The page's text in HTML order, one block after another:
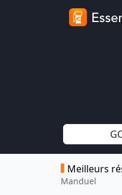
Meilleurs
Manduel